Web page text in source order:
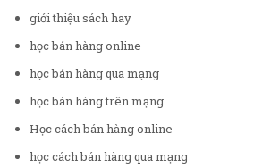
giới thiệu sách hay
học bán hàng online
học bán hàng qua mạng
học bán hàng trên mạng
Học cách bán hàng online
học cách bán hàng qua mạng